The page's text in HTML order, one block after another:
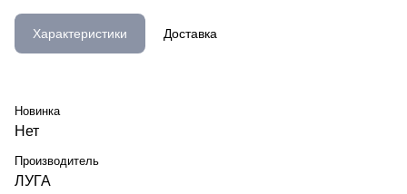
Характеристики Доставка
Новинка
Нет
Производитель
ЛУГА